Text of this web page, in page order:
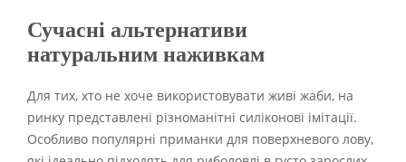
Сучасні альтернативи
натуральним наживкам
Для тих, хто не хоче використовувати живі жаби, на
ринку представлені різноманітні силіконові імітації.
Особливо популярні приманки для поверхневого лову,